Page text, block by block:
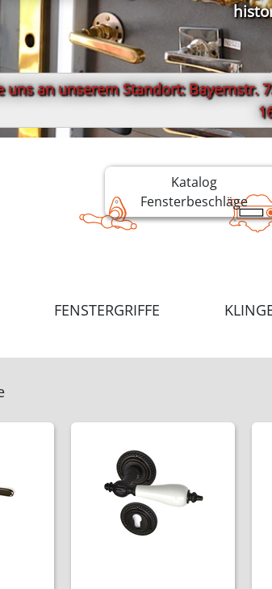
uns an unserem Standort: Bayernstr.
Katalog
Fensterbeschläge
FENSTERGRIFFE